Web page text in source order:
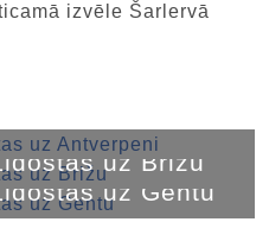
izvēle Šarlervā
uz Brižu
uz Gentu